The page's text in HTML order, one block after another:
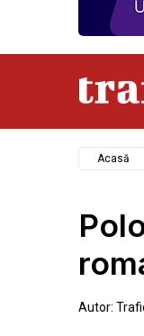
Acasă
Autor: